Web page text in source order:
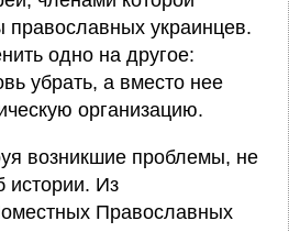
украинцев.
одно на другое:
убрать, а вместо нее
организацию.
возникшие проблемы, не
истории. Из
Православных